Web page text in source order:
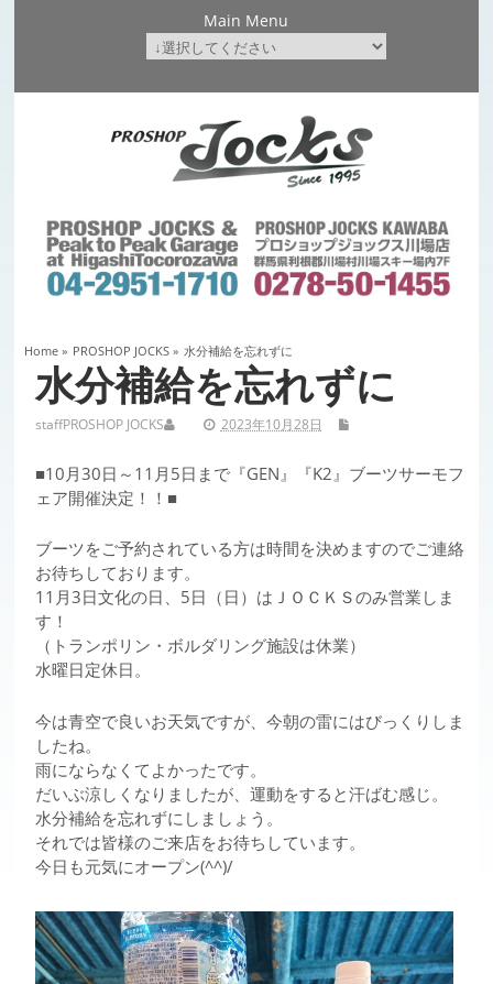
Main Menu
Home» PROSHOP JOCKS » 水分補給を忘れずに
水分補給を忘れずに
staff 2023年10月28日
PROSHOP JOCKS
■10月30日～11月5日まで『GEN』『K2』ブーツサーモフ
ェア開催決定！！■
ブーツをご予約されている方は時間を決めますのでご連絡
お待ちしております。
11月3日文化の日、5日（日）はＪＯＣＫＳのみ営業しま
す！
（トランポリン・ボルダリング施設は休業）
水曜日定休日。
今は青空で良いお天気ですが、今朝の雷にはびっくりしま
したね。
雨にならなくてよかったです。
だいぶ涼しくなりましたが、運動をすると汗ばむ感じ。
水分補給を忘れずにしましょう。
それでは皆様のご来店をお待ちしています。
今日も元気にオープン(^^)/